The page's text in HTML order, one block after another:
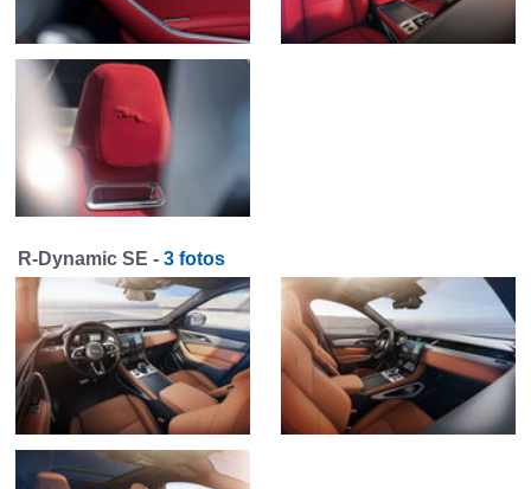
R-Dynamic SE - 3 fotos